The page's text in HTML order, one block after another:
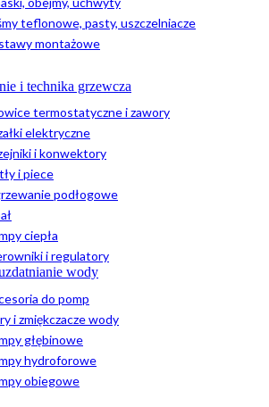
teflonowe, pasty, uszczelniacze
montażowe
i technika grzewcza
termostatyczne i zawory
elektryczne
i konwektory
i piece
podłogowe
ciepła
i regulatory
wody
do pomp
i zmiękczacze wody
głębinowe
hydroforowe
obiegowe